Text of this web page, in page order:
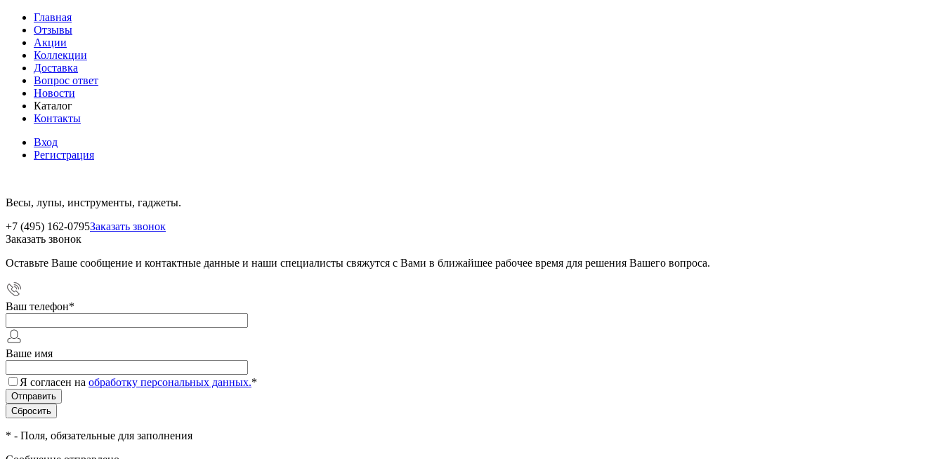
Главная
Отзывы
Акции
Коллекции
Доставка
Вопрос ответ
Новости
Каталог
Контакты
Вход
Регистрация
Весы, лупы, инструменты, гаджеты.
+7 (495) 162-0795Заказать звонок
Заказать звонок
Оставьте Ваше сообщение и контактные данные и наши специалисты свяжутся с Вами в ближайшее рабочее время для решения Вашего вопроса.
Ваш телефон*
Ваше имя
Я согласен на обработку персональных данных.*
* - Поля, обязательные для заполнения